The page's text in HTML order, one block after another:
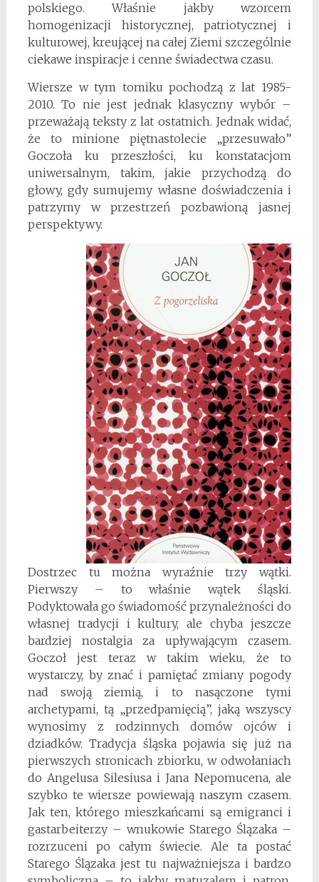
polskiego. Właśnie jakby wzorcem
homogenizacji historycznej, patriotycznej i
kulturowej, kreującej na całej Ziemi szczególnie
ciekawe inspiracje i cenne świadectwa czasu.
Wiersze w tym tomiku pochodzą z lat 1985-
2010. To nie jest jednak klasyczny wybór –
przeważają teksty z lat ostatnich. Jednak widać,
że to minione piętnastolecie „przesuwało”
Goczoła ku przeszłości, ku konstatacjom
uniwersalnym, takim, jakie przychodzą do
głowy, gdy sumujemy własne doświadczenia i
patrzymy w przestrzeń pozbawioną jasnej
perspektywy.
Dostrzec tu można wyraźnie trzy wątki.
Pierwszy – to właśnie wątek śląski.
Podyktowała go świadomość przynależności do
własnej tradycji i kultury, ale chyba jeszcze
bardziej nostalgia za upływającym czasem.
Goczoł jest teraz w takim wieku, że to
wystarczy, by znać i pamiętać zmiany pogody
nad swoją ziemią, i to nasączone tymi
archetypami, tą „przedpamięcią”, jaką wszyscy
wynosimy z rodzinnych domów ojców i
dziadków. Tradycja śląska pojawia się już na
pierwszych stronicach zbiorku, w odwołaniach
do Angelusa Silesiusa i Jana Nepomucena, ale
szybko te wiersze powiewają naszym czasem.
Jak ten, którego mieszkańcami są emigranci i
gastarbeiterzy – wnukowie Starego Ślązaka –
rozrzuceni po całym świecie. Ale ta postać
Starego Ślązaka jest tu najważniejsza i bardzo